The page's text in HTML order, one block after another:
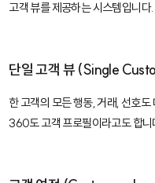
고객 뷰를 제공하는 시스템입니다.
단일 고객 뷰 (Single
한 고객의 모든 행동, 거래, 선호도
360도 고객 프로필이라고도 합니